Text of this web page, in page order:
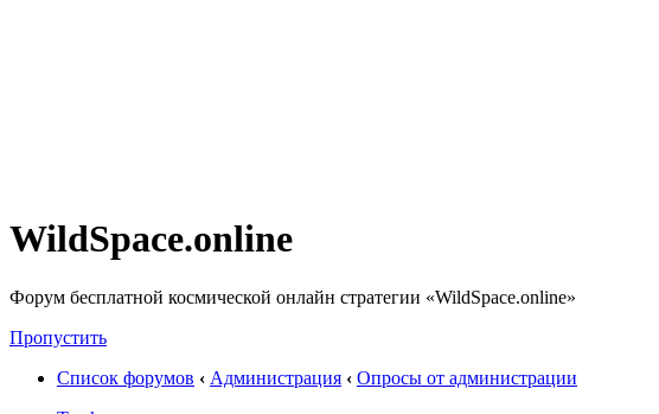
WildSpace.online
Форум бесплатной космической онлайн стратегии «WildSpace.online»
Пропустить
Список форумов ‹ Администрация ‹ Опросы от администрации